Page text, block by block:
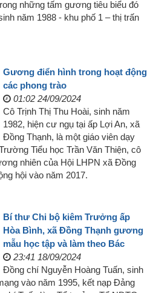
những tấm gương tiêu biểu đó
năm 1988 - khu phố 1 – thị trấn
Gương điển hình trong hoạt động
các phong trào
01:02 24/09/2024
Cô Trịnh Thị Thu Hoài, sinh năm
1982, hiện cư ngụ tại ấp Lợi An, xã
Đồng Thạnh, là một giáo viên dạy
Tiểu học Trần Văn Thiện, cô
nhiên của Hội LHPN xã Đồng
hội vào năm 2017.
Bí thư Chi bộ kiêm Trưởng ấp
Hòa Bình, xã Đồng Thạnh gương
mẫu học tập và làm theo Bác
23:41 18/09/2024
Đồng chí Nguyễn Hoàng Tuấn, sinh
vào năm 1995, kết nạp Đảng